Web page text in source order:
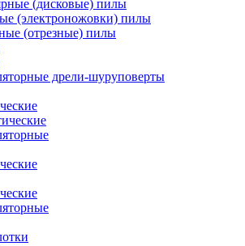
(дисковые) пилы
(электроножовки) пилы
(отрезные) пилы
дрели-шуруповерты